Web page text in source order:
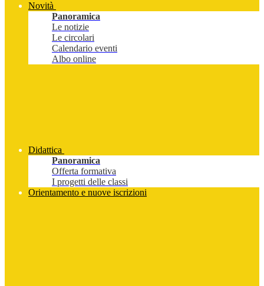
Novità
Panoramica
Le notizie
Le circolari
Calendario eventi
Albo online
Didattica
Panoramica
Offerta formativa
I progetti delle classi
Orientamento e nuove iscrizioni